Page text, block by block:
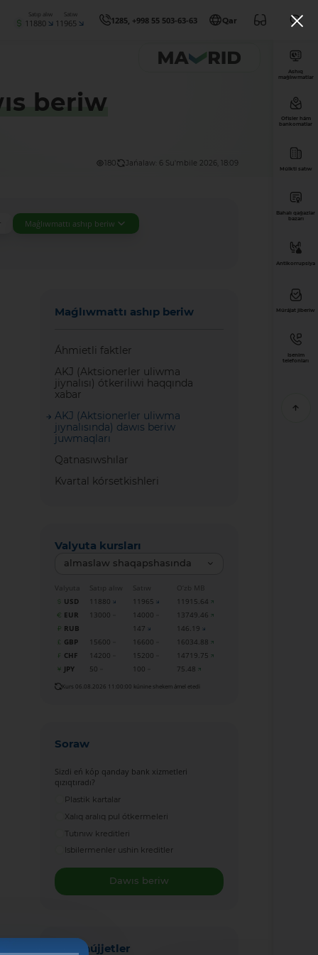
Satıp alıw
11880
Satıw
11965 1285, +998 55 503-63-63 Qar
beriw
180 Jańalaw: 6 Su'mbile 2026, 18:09
Maǵlıwmattı ashıp beriw
Maǵlıwmattı ashıp beriw
Áhmietli faktler
AKJ (Aktsionerler uliwma
jiynalısı) ótkeriliwi haqqında
xabar
AKJ (Aktsionerler uliwma
jıynalısında) dawıs beriw
juwmaqları
Qatnasıwshılar
Kvartal kórsetkishleri
Valyuta kursları
almaslaw shaqapshasında
Valyuta Satıp alıw Satıw
O‘zb MB
USD
11880 11965
11915.64
EUR
13000 14000
13749.46
RUB
147
146.19
GBP
15600 16600
16034.88
CHF
14200 15200
14719.75
JPY
50 100 75.48
Kurs 06.08.2026 11:00:00 kúnine shekem ámel etedi
Soraw
Sizdi eń kóp qanday bank xizmetleri
qızıqtıradı?
Plastik kartalar
Xalıq aralıq pul ótkermeleri
Tutınıw kreditleri
Isbilermenler ushin kreditler
Dawıs beriw
Jańa hújjetler
Ashıq
maǵlıwmatlar
Ofisler hám
bankomatlar
Múlkti satıw
Bahalı qaǵazlar
bazarı
Antikorrupsiya
Múrájat jiberiw
Isenim
telefonları